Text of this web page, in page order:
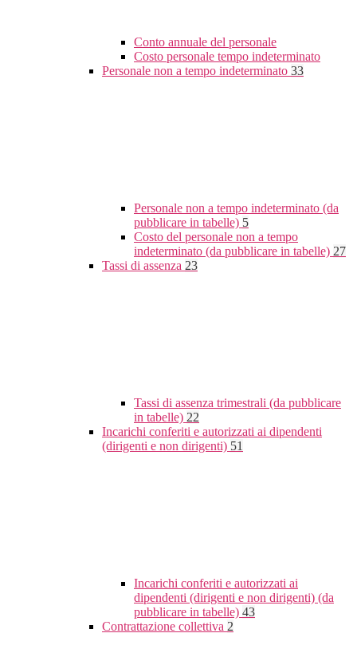
Conto annuale del personale
Costo personale tempo indeterminato
Personale non a tempo indeterminato 33
Personale non a tempo indeterminato (da
pubblicare in tabelle) 5
Costo del personale non a tempo
indeterminato (da pubblicare in tabelle) 27
Tassi di assenza 23
Tassi di assenza trimestrali (da pubblicare
in tabelle) 22
Incarichi conferiti e autorizzati ai dipendenti
(dirigenti e non dirigenti) 51
Incarichi conferiti e autorizzati ai
dipendenti (dirigenti e non dirigenti) (da
pubblicare in tabelle) 43
Contrattazione collettiva 2